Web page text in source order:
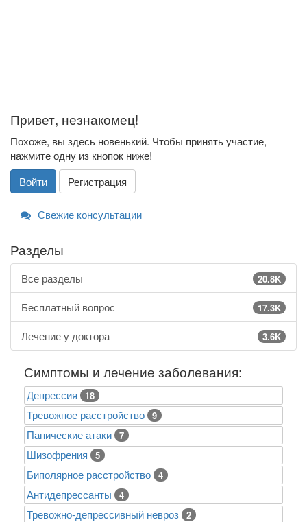
Привет, незнакомец!
Похоже, вы здесь новенький. Чтобы принять участие,
нажмите одну из кнопок ниже!
Войти
Регистрация
Свежие консультации
Разделы
Все разделы 20.8K
Бесплатный вопрос 17.3K
Лечение у доктора 3.6K
Симптомы и лечение заболевания:
Депрессия 18
Тревожное расстройство 9
Панические атаки 7
Шизофрения 5
Биполярное расстройство 4
Антидепрессанты 4
Тревожно-депрессивный невроз 2